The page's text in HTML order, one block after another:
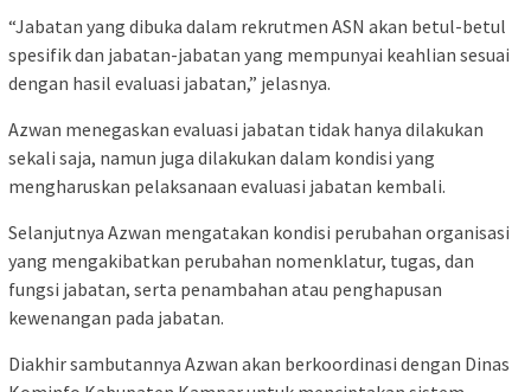
“Jabatan yang dibuka dalam rekrutmen ASN akan betul-betul
spesifik dan jabatan-jabatan yang mempunyai keahlian sesuai
dengan hasil evaluasi jabatan,” jelasnya.
Azwan menegaskan evaluasi jabatan tidak hanya dilakukan
sekali saja, namun juga dilakukan dalam kondisi yang
mengharuskan pelaksanaan evaluasi jabatan kembali.
Selanjutnya Azwan mengatakan kondisi perubahan organisasi
yang mengakibatkan perubahan nomenklatur, tugas, dan
fungsi jabatan, serta penambahan atau penghapusan
kewenangan pada jabatan.
Diakhir sambutannya Azwan akan berkoordinasi dengan Dinas